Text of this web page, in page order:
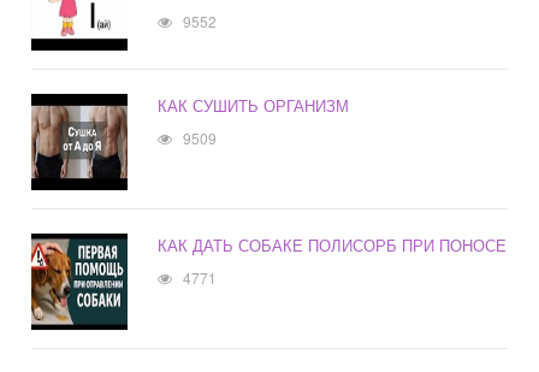
9552
КАК СУШИТЬ ОРГАНИЗМ
9509
КАК ДАТЬ СОБАКЕ ПОЛИСОРБ ПРИ ПОНОСЕ
4771